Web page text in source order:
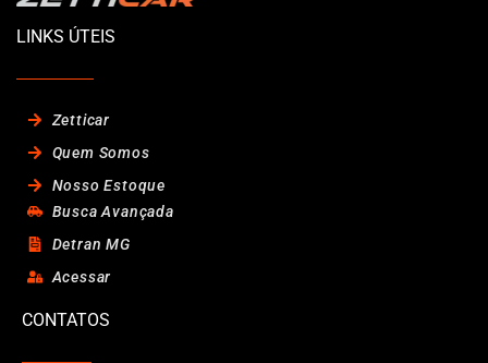
LINKS ÚTEIS
Zetticar
Quem Somos
Nosso Estoque
Busca Avançada
Detran MG
Acessar
CONTATOS